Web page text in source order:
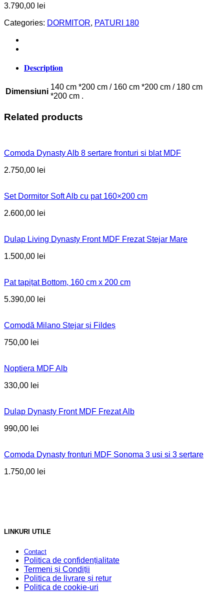
3.790,00 lei
Categories: DORMITOR, PATURI 180
Description
Dimensiuni
140 cm *200 cm / 160 cm *200 cm / 180 cm
*200 cm .
Related products
Comoda Dynasty Alb 8 sertare fronturi si blat MDF
2.750,00 lei
Set Dormitor Soft Alb cu pat 160×200 cm
2.600,00 lei
Dulap Living Dynasty Front MDF Frezat Stejar Mare
1.500,00 lei
Pat tapițat Bottom, 160 cm x 200 cm
5.390,00 lei
Comodă Milano Stejar și Fildeș
750,00 lei
Noptiera MDF Alb
330,00 lei
Dulap Dynasty Front MDF Frezat Alb
990,00 lei
Comoda Dynasty fronturi MDF Sonoma 3 usi si 3 sertare
1.750,00 lei
LINKURI UTILE
Contact
Politica de confidențialitate
Termeni și Condiții
Politica de livrare și retur
Politica de cookie-uri